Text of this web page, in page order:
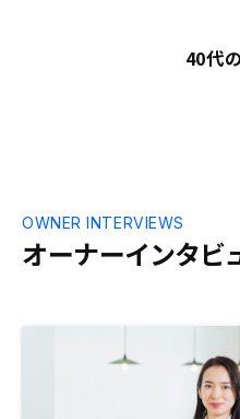
40代
オーナーインタビ
OWNER INTERVIEWS